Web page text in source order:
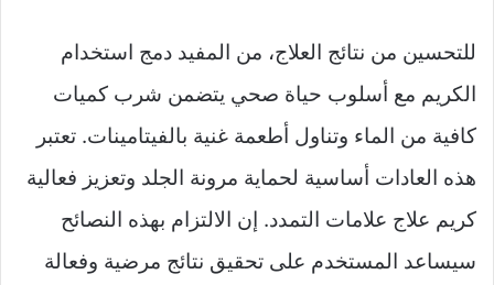
للتحسين من نتائج العلاج، من المفيد دمج استخدام
الكريم مع أسلوب حياة صحي يتضمن شرب كميات
كافية من الماء وتناول أطعمة غنية بالفيتامينات. تعتبر
هذه العادات أساسية لحماية مرونة الجلد وتعزيز فعالية
كريم علاج علامات التمدد. إن الالتزام بهذه النصائح
سيساعد المستخدم على تحقيق نتائج مرضية وفعالة